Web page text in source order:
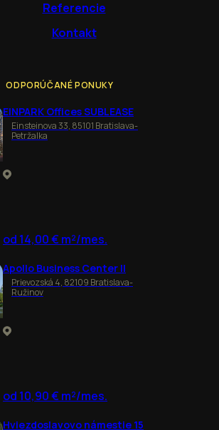
Referencie
Kontakt
ODPORÚČANÉ PONUKY
EINPARK Offices SUBLEASE
Einsteinova 33, 85101 Bratislava-
Petržalka
od 14,00 € m²/mes.
Apollo Business Center II
Prievozská 4, 82109 Bratislava-
Ružinov
od 10,90 € m²/mes.
Hviezdoslavovo námestie 15